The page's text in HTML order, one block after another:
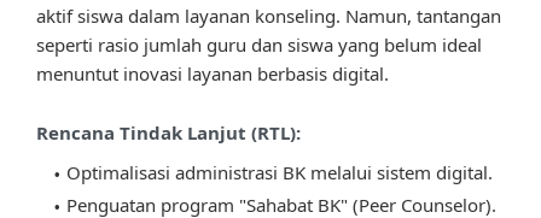
aktif siswa dalam layanan konseling. Namun, tantangan
seperti rasio jumlah guru dan siswa yang belum ideal
menuntut inovasi layanan berbasis digital.
Rencana Tindak Lanjut (RTL):
Optimalisasi administrasi BK melalui sistem digital.
Penguatan program "Sahabat BK" (Peer Counselor).